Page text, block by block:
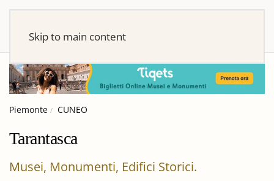
Skip to main content
Piemonte CUNEO
Tarantasca
Musei, Monumenti, Edifici Storici.